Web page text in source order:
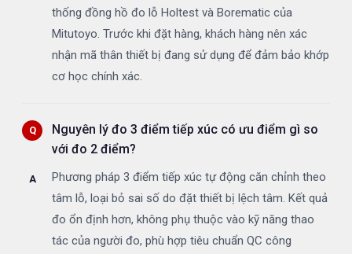
thống đồng hồ đo lỗ Holtest và Borematic của
Mitutoyo. Trước khi đặt hàng, khách hàng nên xác
nhận mã thân thiết bị đang sử dụng để đảm bảo khớp
cơ học chính xác.
Nguyên lý đo 3 điểm tiếp xúc có ưu điểm gì so
với đo 2 điểm?
Phương pháp 3 điểm tiếp xúc tự động căn chỉnh theo
tâm lỗ, loại bỏ sai số do đặt thiết bị lệch tâm. Kết quả
đo ổn định hơn, không phụ thuộc vào kỹ năng thao
tác của người đo, phù hợp tiêu chuẩn QC công